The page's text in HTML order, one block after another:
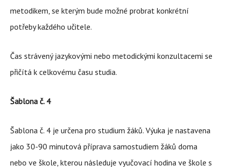
metodikem, se kterým bude možné probrat konkrétní
potřeby každého učitele.
Čas strávený jazykovými nebo metodickými konzultacemi se
přičítá k celkovému času studia.
Šablona č. 4
Šablona č. 4 je určena pro studium žáků. Výuka je nastavena
jako 30-90 minutová příprava samostudiem žáků doma
nebo ve škole, kterou následuje vyučovací hodina ve škole s